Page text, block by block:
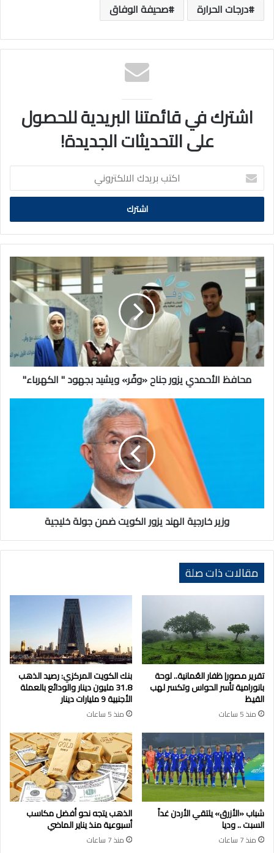
درجات الحرارة
صحيفة الوفاق
اشترك في قائمتنا البريدية للحصول
على التحديثات الجديدة!
اكتب
بريدك
الالكتروني
محافظ
الأحمدي
يزور
جناح
«وفّر»
ويشيد
بجهود
"
الكهرباء"
محافظ الأحمدي يزور جناح «وفّر» ويشيد بجهود " الكهرباء"
وزير خارجية الهند يزور الكويت ضمن جولة خليجية
مقالات ذات صلة
تقرير مصور| ظفار العُمانية.. لوحة
بانورامية تأسر الحواس وتكسر لهب
القيظ
منذ 5 ساعات
بنك الكويت المركزي: رصيد الذهب
31.8 مليون دينار والودائع بالعملة
الأجنبية 9 مليارات دينار
منذ 5 ساعات
شباب «الأزرق» يلتقي الأردن غداً
السبت .. وديا
منذ 7 ساعات
الذهب يتجه نحو أفضل مكاسب
أسبوعية منذ يناير الماضي
منذ 7 ساعات